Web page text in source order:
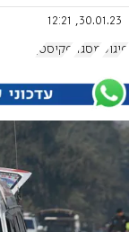
30.01.23, 12:21
פיגוע מסגד פקיסטן